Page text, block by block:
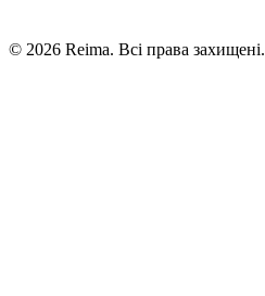
© 2026 Reima. Всі права захищені.